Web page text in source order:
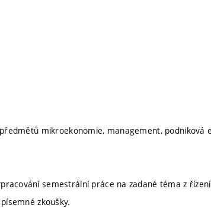
mikroekonomie, management, podniková
semestrální práce na zadané téma z
zkoušky.